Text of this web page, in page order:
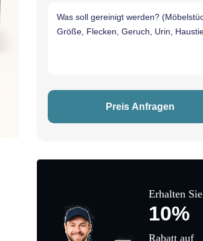
Erhalten Sie
10%
Rabatt auf